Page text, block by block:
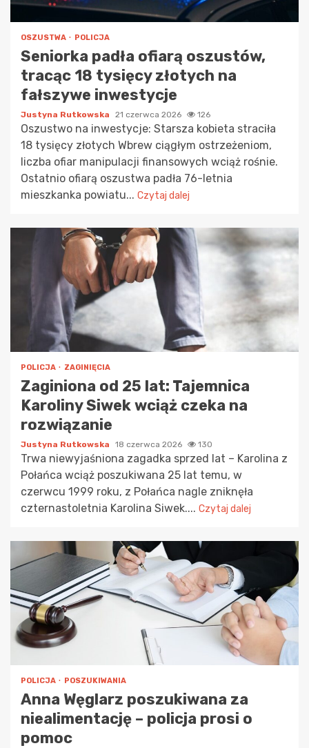
OSZUSTWA POLICJA
Seniorka padła ofiarą oszustów,
tracąc 18 tysięcy złotych na
fałszywe inwestycje
Justyna Rutkowska 21 czerwca 2026 126
Oszustwo na inwestycje: Starsza kobieta straciła
18 tysięcy złotych Wbrew ciągłym ostrzeżeniom,
liczba ofiar manipulacji finansowych wciąż rośnie.
Ostatnio ofiarą oszustwa padła 76-letnia
mieszkanka powiatu... Czytaj dalej
POLICJA ZAGINIĘCIA
Zaginiona od 25 lat: Tajemnica
Karoliny Siwek wciąż czeka na
rozwiązanie
Justyna Rutkowska 18 czerwca 2026 130
Trwa niewyjaśniona zagadka sprzed lat – Karolina z
Połańca wciąż poszukiwana 25 lat temu, w
czerwcu 1999 roku, z Połańca nagle zniknęła
czternastoletnia Karolina Siwek.... Czytaj dalej
POLICJA POSZUKIWANIA
Anna Węglarz poszukiwana za
niealimentację – policja prosi o
pomoc